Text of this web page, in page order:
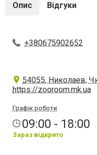
Опис Відгуки
+380675902652
54055, Николаев,
https://zooroom.mk.ua
Графік роботи
09:00 - 18:00
Зараз відкрито